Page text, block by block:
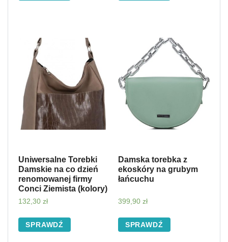
Uniwersalne Torebki
Damskie na co dzień
renomowanej firmy
Conci Ziemista (kolory)
132,30 zł
SPRAWDŹ
Damska torebka z
ekoskóry na grubym
łańcuchu
399,90 zł
SPRAWDŹ